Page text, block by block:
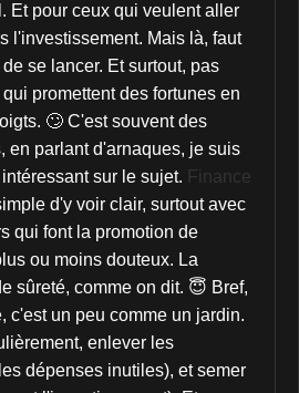
Et pour ceux qui veulent aller
l'investissement. Mais là, faut
se lancer. Et surtout, pas
promettent des fortunes en
🙄 C'est souvent des
en parlant d'arnaques, je suis
sur le sujet. Finance
d'y voir clair, surtout avec
qui font la promotion de
ou moins douteux. La
sûreté, comme on dit. 😇 Bref,
c'est un peu comme un jardin.
enlever les
dépenses inutiles), et semer